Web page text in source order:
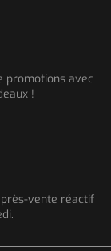
promotions avec
!
vente réactif